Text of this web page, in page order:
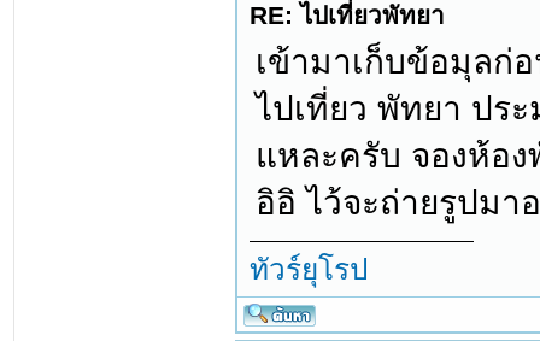
RE: ไปเที่ยวพัทยา
เข้ามาเก็บข้อมุลก่
ไปเที่ยว พัทยา ปร
แหละครับ จองห้อง
อิอิ ไว้จะถ่ายรูปมา
ทัวร์ยุโรป